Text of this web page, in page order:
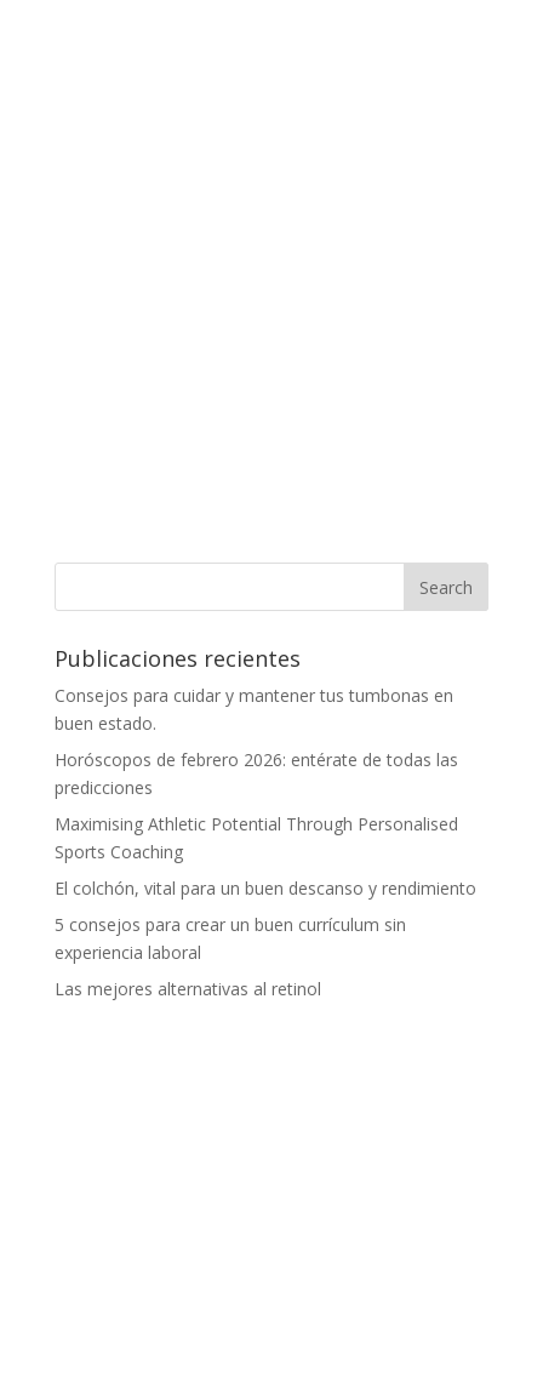
Publicaciones recientes
Consejos para cuidar y mantener tus tumbonas en
buen estado.
Horóscopos de febrero 2026: entérate de todas las
predicciones
Maximising Athletic Potential Through Personalised
Sports Coaching
El colchón, vital para un buen descanso y rendimiento
5 consejos para crear un buen currículum sin
experiencia laboral
Las mejores alternativas al retinol